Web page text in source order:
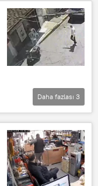
Daha fazlası 3